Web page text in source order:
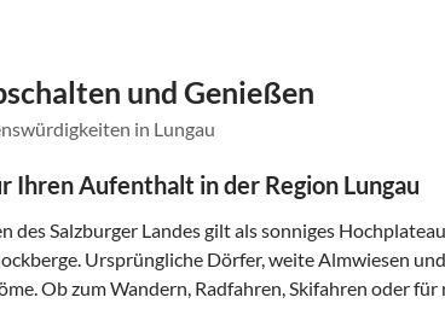
und Genießen
in Lungau
Aufenthalt in der Region Lungau
des Salzburger Landes gilt als sonniges
Ursprüngliche Dörfer, weite Almwiesen
Ob zum Wandern, Radfahren, Skifahren oder